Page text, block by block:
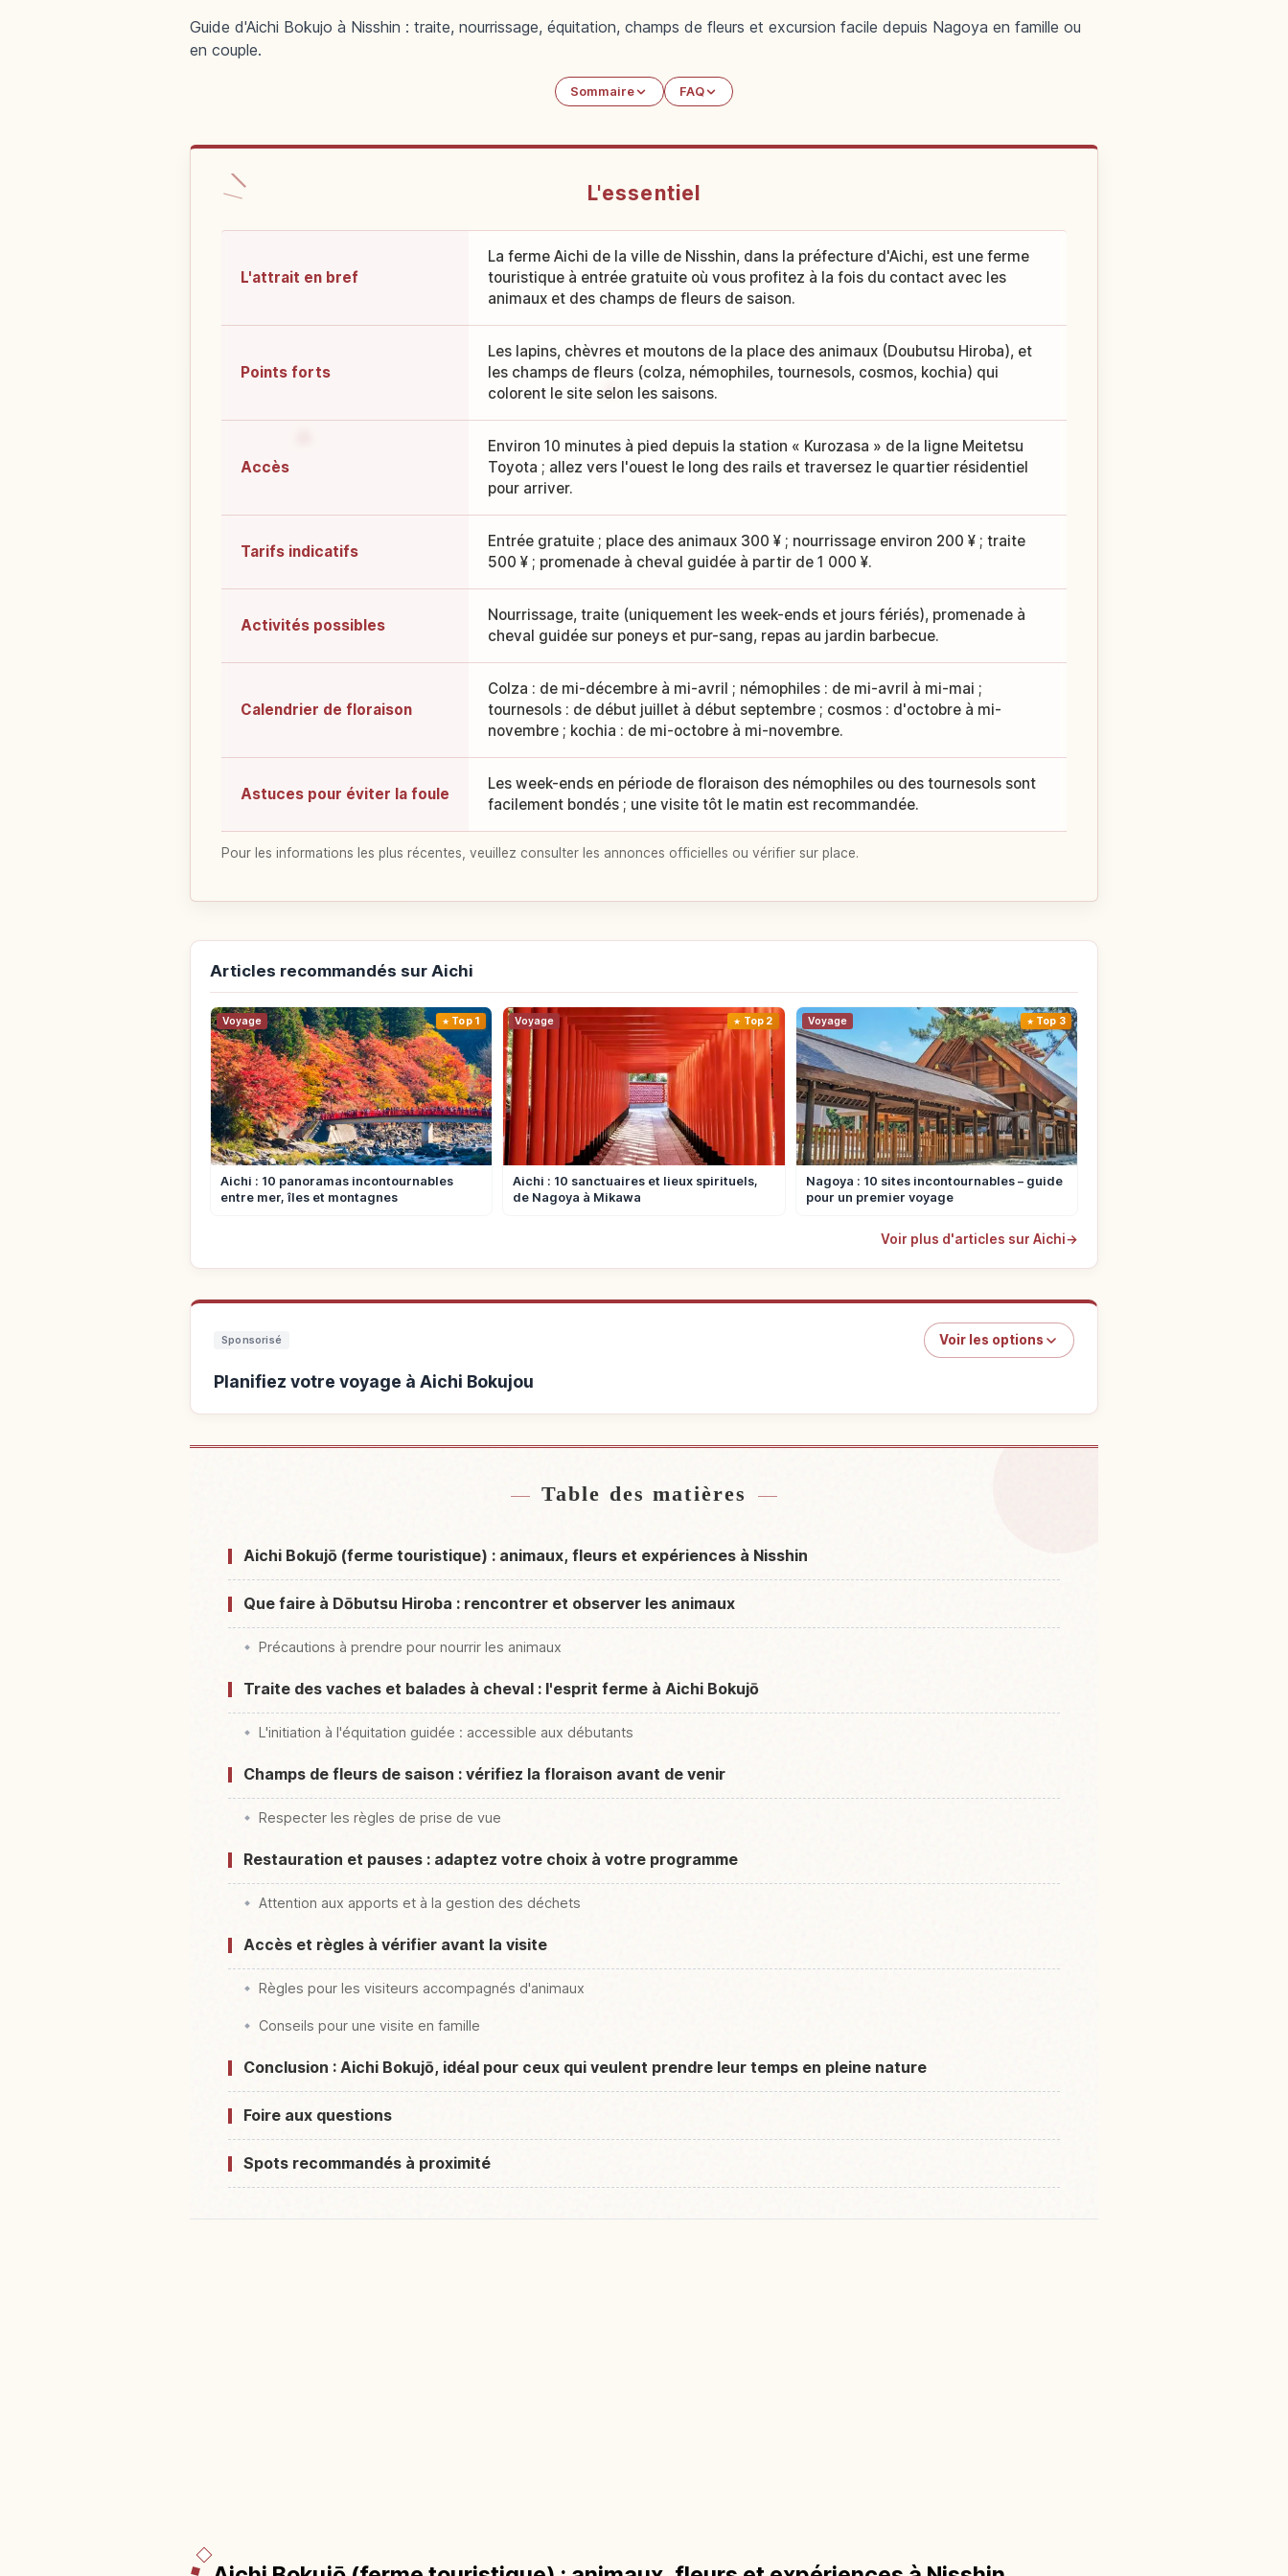
Guide d'Aichi Bokujo à Nisshin : traite, nourrissage, équitation, champs de fleurs et excursion facile depuis Nagoya en famille ou
en couple.
Sommaire FAQ
L'essentiel
L'attrait en bref
La ferme Aichi de la ville de Nisshin, dans la préfecture d'Aichi, est une ferme
touristique à entrée gratuite où vous profitez à la fois du contact avec les
animaux et des champs de fleurs de saison.
Points forts
Les lapins, chèvres et moutons de la place des animaux (Doubutsu Hiroba), et
les champs de fleurs (colza, némophiles, tournesols, cosmos, kochia) qui
colorent le site selon les saisons.
Accès
Environ 10 minutes à pied depuis la station « Kurozasa » de la ligne Meitetsu
Toyota ; allez vers l'ouest le long des rails et traversez le quartier résidentiel
pour arriver.
Tarifs indicatifs
Entrée gratuite ; place des animaux 300 ¥ ; nourrissage environ 200 ¥ ; traite
500 ¥ ; promenade à cheval guidée à partir de 1 000 ¥.
Activités possibles
Nourrissage, traite (uniquement les week-ends et jours fériés), promenade à
cheval guidée sur poneys et pur-sang, repas au jardin barbecue.
Calendrier de floraison
Colza : de mi-décembre à mi-avril ; némophiles : de mi-avril à mi-mai ;
tournesols : de début juillet à début septembre ; cosmos : d'octobre à mi-
novembre ; kochia : de mi-octobre à mi-novembre.
Astuces pour éviter la foule
Les week-ends en période de floraison des némophiles ou des tournesols sont
facilement bondés ; une visite tôt le matin est recommandée.
Pour les informations les plus récentes, veuillez consulter les annonces officielles ou vérifier sur place.
Articles recommandés sur Aichi
Voyage Top 1
Aichi : 10 panoramas incontournables
entre mer, îles et montagnes
Voyage Top 2
Aichi : 10 sanctuaires et lieux spirituels,
de Nagoya à Mikawa
Voyage Top 3
Nagoya : 10 sites incontournables – guide
pour un premier voyage
Voir plus d'articles sur Aichi→
Sponsorisé Voir les options
Planifiez votre voyage à Aichi Bokujou
Table des matières
Aichi Bokujō (ferme touristique) : animaux, fleurs et expériences à Nisshin
Que faire à Dōbutsu Hiroba : rencontrer et observer les animaux
Précautions à prendre pour nourrir les animaux
Traite des vaches et balades à cheval : l'esprit ferme à Aichi Bokujō
L'initiation à l'équitation guidée : accessible aux débutants
Champs de fleurs de saison : vérifiez la floraison avant de venir
Respecter les règles de prise de vue
Restauration et pauses : adaptez votre choix à votre programme
Attention aux apports et à la gestion des déchets
Accès et règles à vérifier avant la visite
Règles pour les visiteurs accompagnés d'animaux
Conseils pour une visite en famille
Conclusion : Aichi Bokujō, idéal pour ceux qui veulent prendre leur temps en pleine nature
Foire aux questions
Spots recommandés à proximité